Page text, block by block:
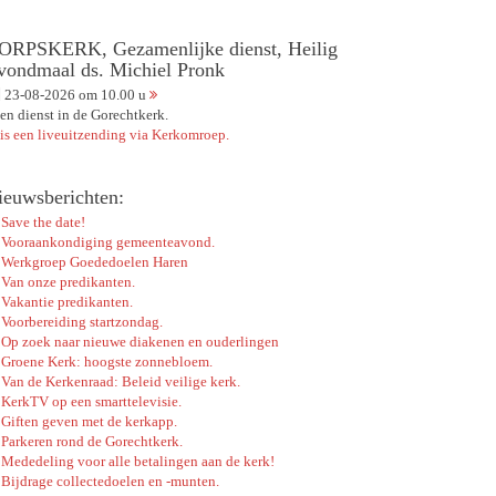
Gezamenlijke dienst, Heilig
ds. Michiel Pronk
23-08-2026 om 10.00 u
dienst in de Gorechtkerk.
een liveuitzending via Kerkomroep.
the date!
gemeenteavond.
Goededoelen Haren
onze predikanten.
predikanten.
startzondag.
zoek naar nieuwe diakenen en ouderlingen
Kerk: hoogste zonnebloem.
de Kerkenraad: Beleid veilige kerk.
op een smarttelevisie.
geven met de kerkapp.
rond de Gorechtkerk.
voor alle betalingen aan de kerk!
collectedoelen en -munten.